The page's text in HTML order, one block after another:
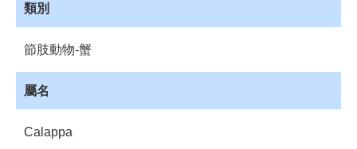
下
載
資
類別
節肢動物-蟹
屬名
Calappa